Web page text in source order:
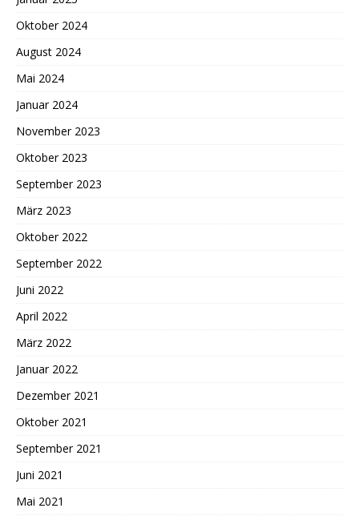
Oktober 2024
August 2024
Mai 2024
Januar 2024
November 2023
Oktober 2023
September 2023
März 2023
Oktober 2022
September 2022
Juni 2022
April 2022
März 2022
Januar 2022
Dezember 2021
Oktober 2021
September 2021
Juni 2021
Mai 2021